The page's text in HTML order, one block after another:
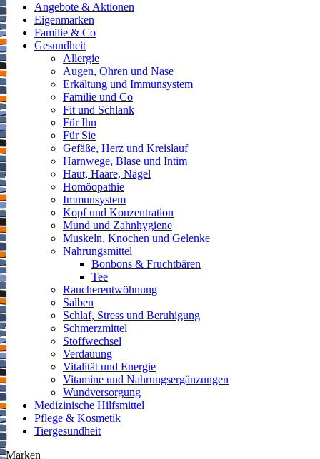
Angebote & Aktionen
Eigenmarken
Familie & Co
Gesundheit
Allergie
Augen, Ohren und Nase
Erkältung und Immunsystem
Familie und Co
Fit und Schlank
Für Ihn
Für Sie
Gefäße, Herz und Kreislauf
Harnwege, Blase und Intim
Haut, Haare, Nägel
Homöopathie
Immunsystem
Kopf und Konzentration
Mund und Zahnhygiene
Muskeln, Knochen und Gelenke
Nahrungsmittel
Bonbons & Fruchtbären
Tee
Raucherentwöhnung
Salben
Schlaf, Stress und Beruhigung
Schmerzmittel
Stoffwechsel
Verdauung
Vitalität und Energie
Vitamine und Nahrungsergänzungen
Wundversorgung
Medizinische Hilfsmittel
Pflege & Kosmetik
Tiergesundheit
Marken